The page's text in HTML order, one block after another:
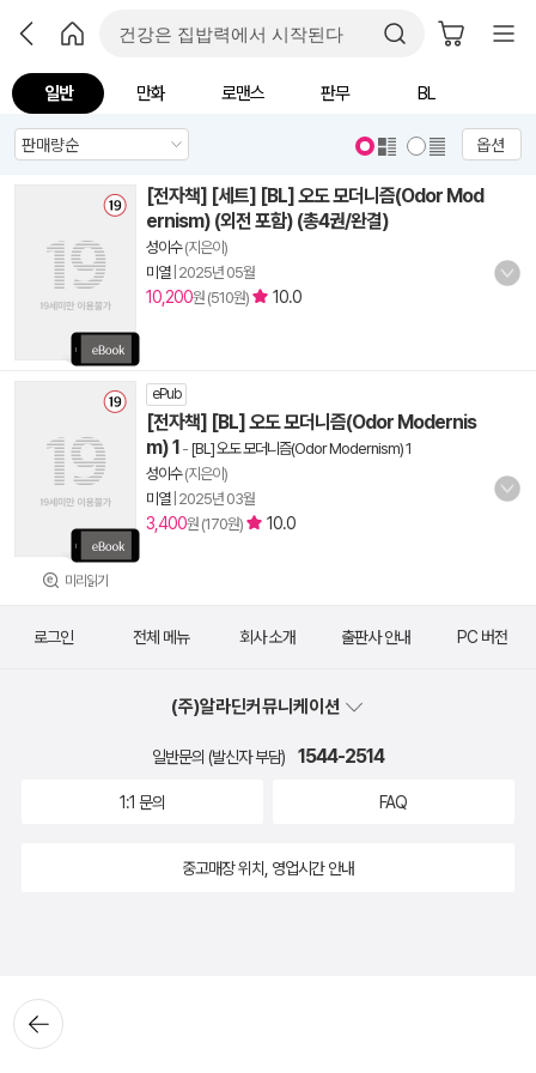
일반 만화 로맨스 판무 BL
옵션
[전자책] [세트] [BL] 오도 모더니즘(Odor Mod
ernism) (외전 포함) (총4권/완결)
성이수(지은이)
미열| 2025년 05월
10,200원 (510원) 10.0
미리읽기
ePub
[전자책] [BL] 오도 모더니즘(Odor Modernis
m) 1 - [BL] 오도 모더니즘(Odor Modernism) 1
성이수(지은이)
미열| 2025년 03월
3,400원 (170원) 10.0
뒤로가
기
로그인 전체 메뉴 회사 소개 출판사 안내 PC 버전
(주)알라딘커뮤니케이션
일반문의 (발신자 부담) 1544-2514
1:1 문의 FAQ
중고매장 위치, 영업시간 안내